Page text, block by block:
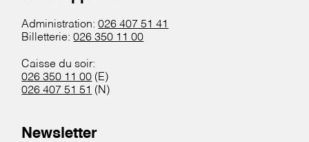
Administration:026 407 51 41
Billetterie:026 350 11 00
Caisse du soir:
026 350 11 00 (E)
026 407 51 51 (N)
Newsletter